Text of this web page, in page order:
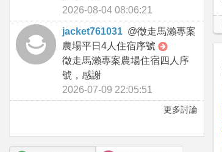
2026-08-04 08:06:21
jacket761031 @徵走馬瀨專案
農場平日4人住宿序號
徵走馬瀨專案農場住宿四人序
號，感謝
2026-07-09 22:05:51
更多討論